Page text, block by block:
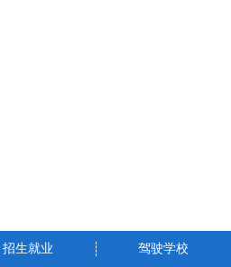
招生就业 驾驶学校